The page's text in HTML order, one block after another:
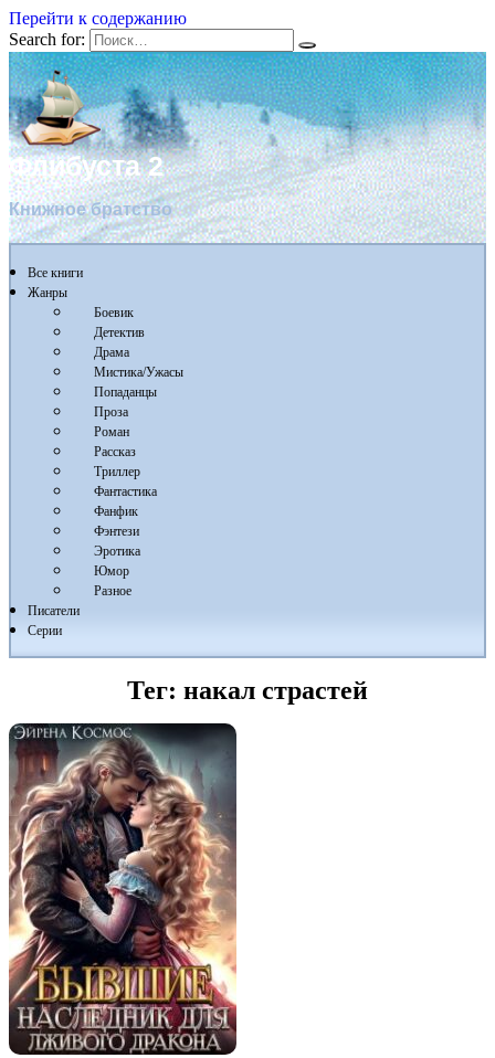
Перейти к содержанию
Search for:
Флибуста 2
Книжное братство
Все книги
Жанры
Боевик
Детектив
Драма
Мистика/Ужасы
Попаданцы
Проза
Роман
Рассказ
Триллер
Фантастика
Фанфик
Фэнтези
Эротика
Юмор
Разное
Писатели
Серии
Тег: накал страстей